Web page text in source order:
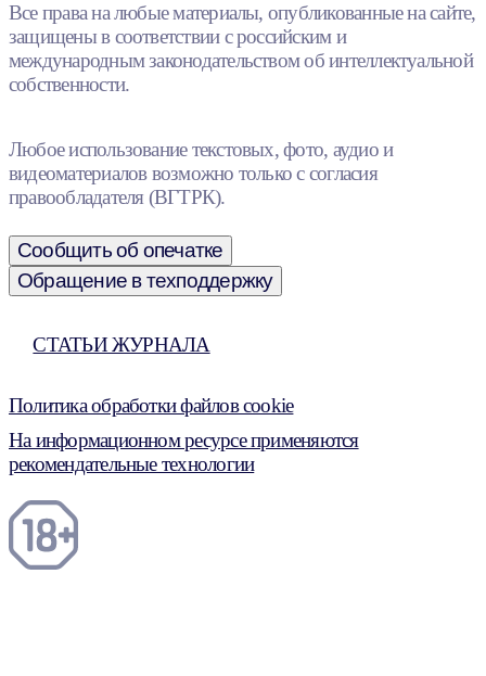
Все права на любые материалы, опубликованные на сайте,
защищены в соответствии с российским и
международным законодательством об интеллектуальной
собственности.
Любое использование текстовых, фото, аудио и
видеоматериалов возможно только с согласия
правообладателя (ВГТРК).
Сообщить об опечатке
Обращение в техподдержку
СТАТЬИ ЖУРНАЛА
Политика обработки файлов cookie
На информационном ресурсе применяются
рекомендательные технологии